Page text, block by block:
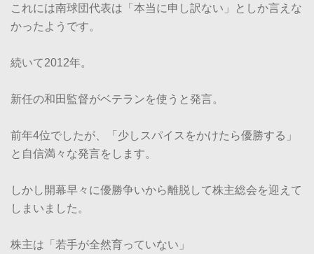
これには南球団代表は「本当に申し訳ない」としか言えな
かったようです。
続いて2012年。
新任の和田監督がベテランを使うと発言。
前年4位でしたが、「少しスパイスをかけたら優勝する」
と自信満々な発言をします。
しかし開幕早々に優勝争いから離脱して株主総会を迎えて
しまいました。
株主は「若手が全然育っていない」